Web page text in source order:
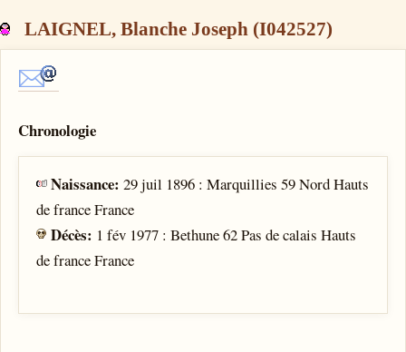
LAIGNEL, Blanche Joseph (I042527)
Chronologie
Naissance:29 juil 1896 : Marquillies 59 Nord Hauts
de france France
Décès: 1 fév 1977 : Bethune 62 Pas de calais Hauts
de france France